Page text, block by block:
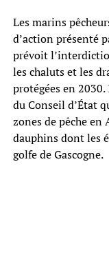
Les marins
d’action présenté
prévoit
les chaluts et les
protégées en
du Conseil d’État
zones de pêche
dauphins dont les
golfe de Gascogne.